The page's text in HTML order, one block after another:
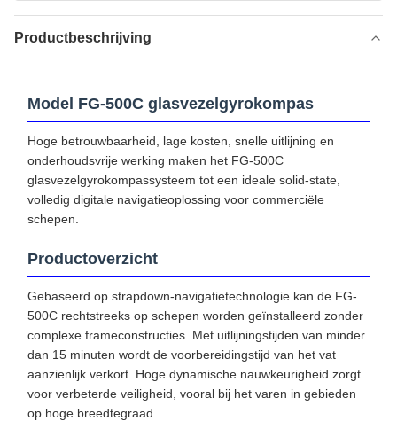
Productbeschrijving
Model FG-500C glasvezelgyrokompas
Hoge betrouwbaarheid, lage kosten, snelle uitlijning en
onderhoudsvrije werking maken het FG-500C
glasvezelgyrokompassysteem tot een ideale solid-state,
volledig digitale navigatieoplossing voor commerciële
schepen.
Productoverzicht
Gebaseerd op strapdown-navigatietechnologie kan de FG-
500C rechtstreeks op schepen worden geïnstalleerd zonder
complexe frameconstructies. Met uitlijningstijden van minder
dan 15 minuten wordt de voorbereidingstijd van het vat
aanzienlijk verkort. Hoge dynamische nauwkeurigheid zorgt
voor verbeterde veiligheid, vooral bij het varen in gebieden
op hoge breedtegraad.